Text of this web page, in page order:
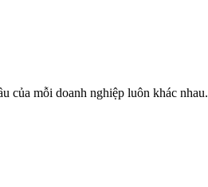
của mỗi doanh nghiệp luôn khác nhau.